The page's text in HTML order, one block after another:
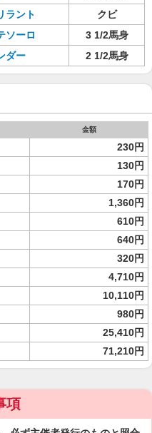
ラント
クビ
ソーロ
3 1/2馬身
ダー 2 1/2馬身
金額
230円
130円
170円
1,360円
610円
640円
320円
4,710円
10,110円
980円
25,410円
71,210円
項